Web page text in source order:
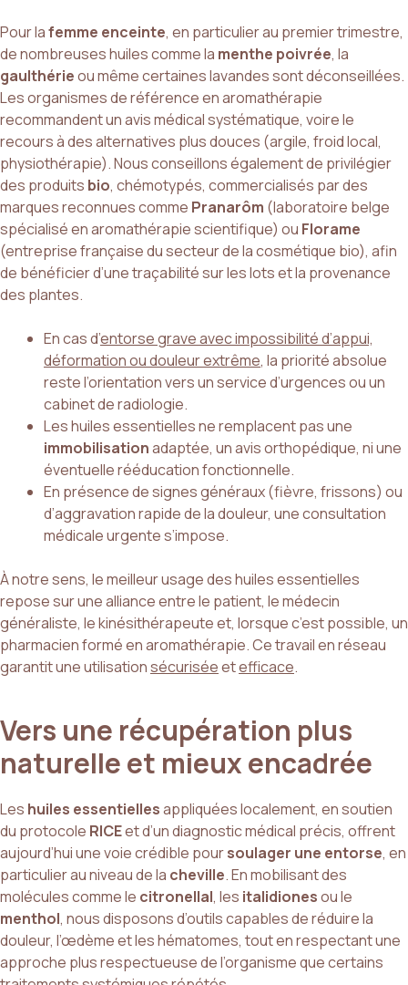
Pour lafemme enceinte, en particulier au premier trimestre,
de nombreuses huiles comme la menthe poivrée, la
gaulthérieou même certaines lavandes sont déconseillées.
Les organismes de référence en aromathérapie
recommandent un avis médical systématique, voire le
recours à des alternatives plus douces (argile, froid local,
physiothérapie). Nous conseillons également de privilégier
des produits bio, chémotypés, commercialisés par des
marques reconnues comme Pranarôm (laboratoire belge
spécialisé en aromathérapie scientifique) ou Florame
(entreprise française du secteur de la cosmétique bio), afin
de bénéficier d’une traçabilité sur les lots et la provenance
des plantes.
En cas d’entorse grave avec impossibilité d’appui,
déformation ou douleur extrême, la priorité absolue
reste l’orientation vers un service d’urgences ou un
cabinet de radiologie.
Les huiles essentielles ne remplacent pas une
immobilisationadaptée, un avis orthopédique, ni une
éventuelle rééducation fonctionnelle.
En présence de signes généraux (fièvre, frissons) ou
d’aggravation rapide de la douleur, une consultation
médicale urgente s’impose.
À notre sens, le meilleur usage des huiles essentielles
repose sur une alliance entre le patient, le médecin
généraliste, le kinésithérapeute et, lorsque c’est possible, un
pharmacien formé en aromathérapie. Ce travail en réseau
garantit une utilisationsécuriséeetefficace.
Vers une récupération plus
naturelle et mieux encadrée
Les huiles essentiellesappliquées localement, en soutien
du protocole RICEet d’un diagnostic médical précis, offrent
aujourd’hui une voie crédible poursoulager une entorse, en
particulier au niveau de la cheville. En mobilisant des
molécules comme le citronellal, les italidionesou le
menthol, nous disposons d’outils capables de réduire la
douleur, l’œdème et les hématomes, tout en respectant une
approche plus respectueuse de l’organisme que certains